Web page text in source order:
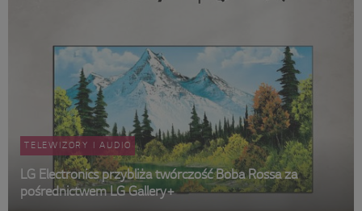
TELEWIZORY I AUDIO
LG Electronics przybliża twórczość Boba Rossa za
pośrednictwem LG Gallery+